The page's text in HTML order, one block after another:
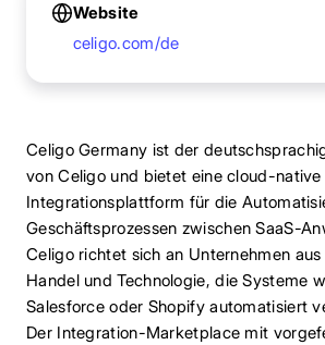
Website
celigo.com/de
Celigo Germany ist der
von Celigo und bietet eine cloud-native
Integrationsplattform für die
Geschäftsprozessen zwischen SaaS-
Celigo richtet sich an Unternehmen
Handel und Technologie, die Systeme
Salesforce oder Shopify automatisiert
Der Integration-Marketplace mit